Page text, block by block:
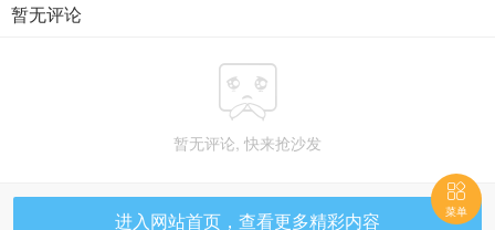
暂无评论

暂无评论, 快来抢沙发
进入网站首页，查看更多精彩内容

菜单